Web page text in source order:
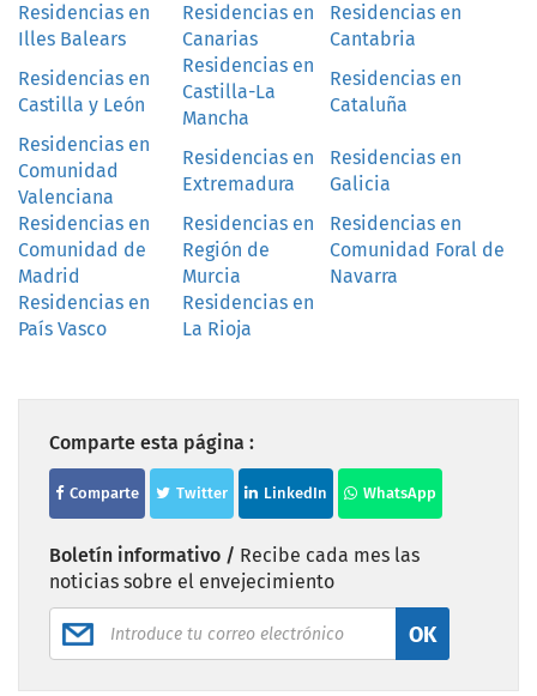
Residencias en
Illes Balears
Residencias en
Canarias
Residencias en
Cantabria
Residencias en
Castilla y León
Residencias en
Castilla-La
Mancha
Residencias en
Cataluña
Residencias en
Comunidad
Valenciana
Residencias en
Extremadura
Residencias en
Galicia
Residencias en
Comunidad de
Madrid
Residencias en
Región de
Murcia
Residencias en
Comunidad Foral de
Navarra
Residencias en
País Vasco
Residencias en
La Rioja
Comparte esta página :
Comparte Twitter LinkedIn WhatsApp
Boletín informativo / Recibe cada mes las
noticias sobre el envejecimiento
OK